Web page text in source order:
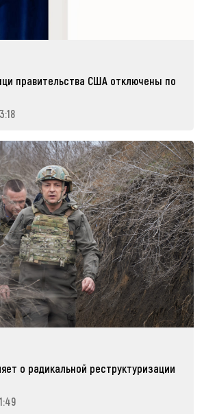
правительства США отключены по
о радикальной реструктуризации